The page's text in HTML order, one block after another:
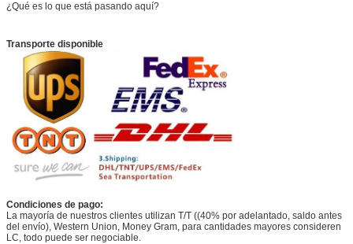
¿Qué es lo que está pasando aquí?
Transporte disponible
Condiciones de pago:
La mayoría de nuestros clientes utilizan T/T ((40% por adelantado, saldo antes
del envío), Western Union, Money Gram, para cantidades mayores consideren
LC, todo puede ser negociable.